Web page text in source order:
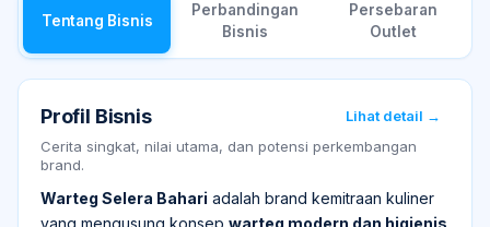
Tentang Bisnis
Perbandingan
Bisnis
Persebaran
Outlet
Profil Bisnis
Lihat detail →
Cerita singkat, nilai utama, dan potensi perkembangan
brand.
Warteg Selera Bahari adalah brand kemitraan kuliner
yang mengusung konsep warteg modern dan higienis